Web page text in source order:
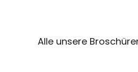
Alle unsere